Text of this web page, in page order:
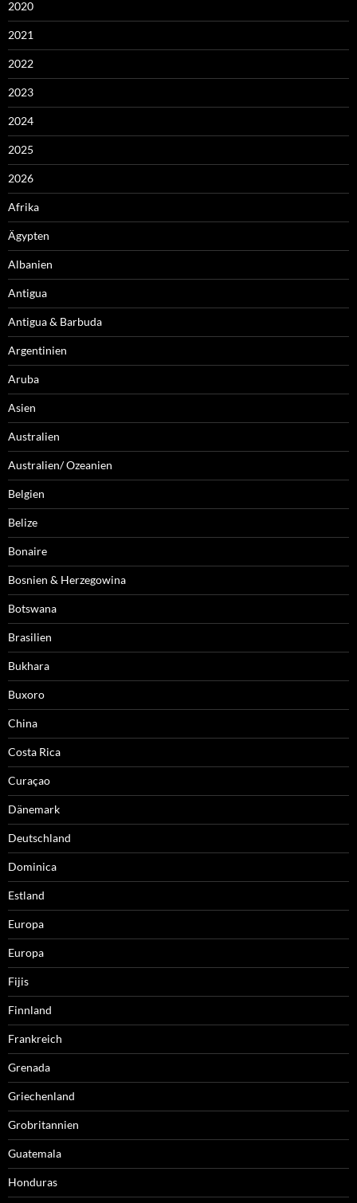
2020
2021
2022
2023
2024
2025
2026
Afrika
Ägypten
Albanien
Antigua
Antigua & Barbuda
Argentinien
Aruba
Asien
Australien
Australien/ Ozeanien
Belgien
Belize
Bonaire
Bosnien & Herzegowina
Botswana
Brasilien
Bukhara
Buxoro
China
Costa Rica
Curaçao
Dänemark
Deutschland
Dominica
Estland
Europa
Europa
Fijis
Finnland
Frankreich
Grenada
Griechenland
Grobritannien
Guatemala
Honduras